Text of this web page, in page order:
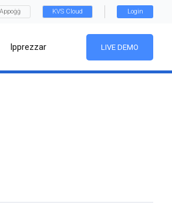
Appoġġ KVS Cloud Login
Ipprezzar LIVE DEMO